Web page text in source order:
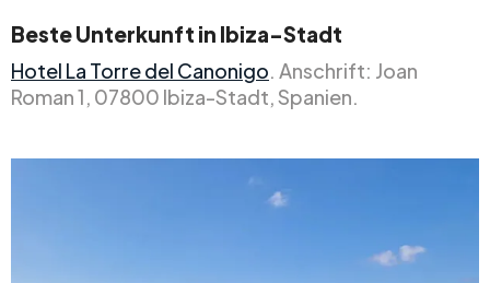
Beste Unterkunft in Ibiza-Stadt
Hotel La Torre del Canonigo. Anschrift: Joan
Roman 1, 07800 Ibiza-Stadt, Spanien.